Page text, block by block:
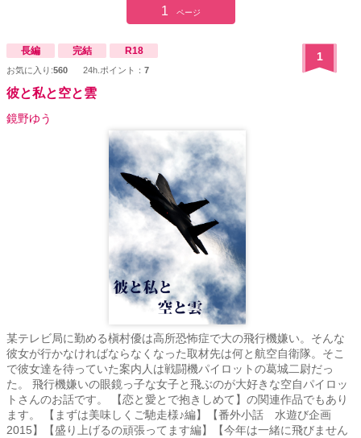
1 ページ
長編 完結 R18
お気に入り:560 24h.ポイント： 7
1
彼と私と空と雲
鏡野ゆう
某テレビ局に勤める槇村優は高所恐怖症で大の飛行機嫌い。そんな
彼女が行かなければならなくなった取材先は何と航空自衛隊。そこ
で彼女達を待っていた案内人は戦闘機パイロットの葛城二尉だっ
た。 飛行機嫌いの眼鏡っ子な女子と飛ぶのが大好きな空自パイロッ
トさんのお話です。 【恋と愛とで抱きしめて】の関連作品でもあり
ます。 【まずは美味しくご馳走様♪編】【番外小話 水遊び企画
2015】【盛り上げるの頑張ってます編】【今年は一緒に飛びません